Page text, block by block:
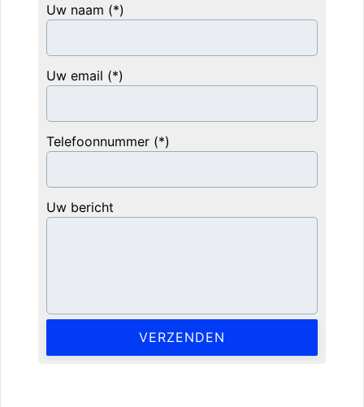
Uw naam (*)
Uw email (*)
Telefoonnummer (*)
Uw bericht
Gelieve dit veld leeg te laten.